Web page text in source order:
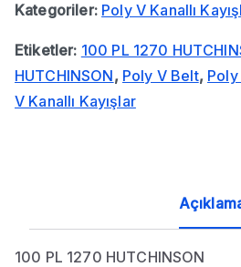
Kategoriler: Poly V Kanallı
Etiketler: 100 PL 1270
HUTCHINSON, Poly V Belt, Poly
V Kanallı Kayışlar
100 PL 1270 HUTCHINSON